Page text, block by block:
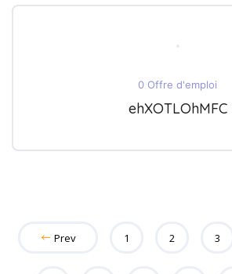
0 Offre d'emploi
ehXOTLOhMFC
Prev 1 2 3